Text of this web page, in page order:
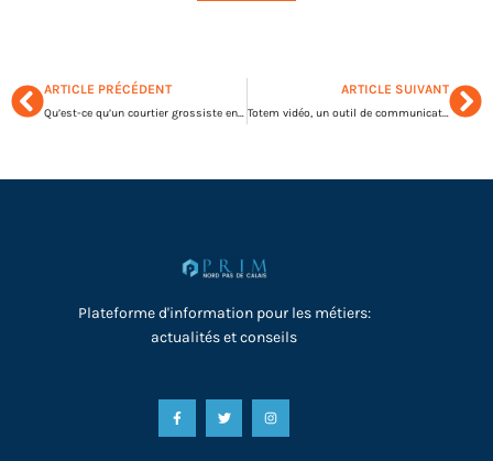
ARTICLE PRÉCÉDENT
Qu’est-ce qu’un courtier grossiste en assurance IARD ?
ARTICLE SUIVANT
Totem vidéo, un outil de communication pratique et efficace
Plateforme d'information pour les métiers:
actualités et conseils